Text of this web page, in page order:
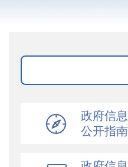
政府信息
公开指南